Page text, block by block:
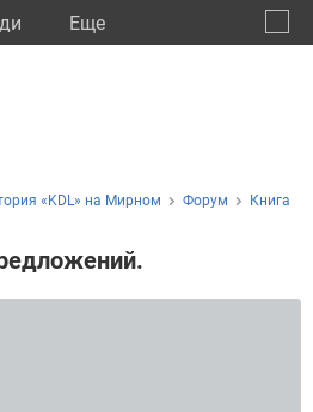
Eще
«KDL» на Мирном Форум
Книга